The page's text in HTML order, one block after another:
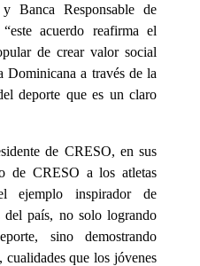
Banca Responsable de
acuerdo reafirma el
de crear valor social
Dominicana a través de la
deporte que es un claro
de CRESO, en sus
de CRESO a los atletas
ejemplo inspirador de
país, no solo logrando
sino demostrando
cualidades que los jóvenes